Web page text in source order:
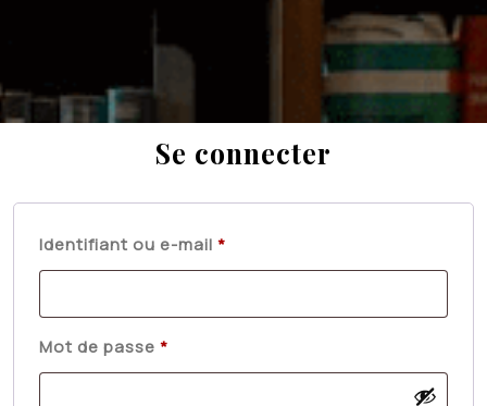
Se connecter
Identifiant ou e-mail *
Mot de passe *